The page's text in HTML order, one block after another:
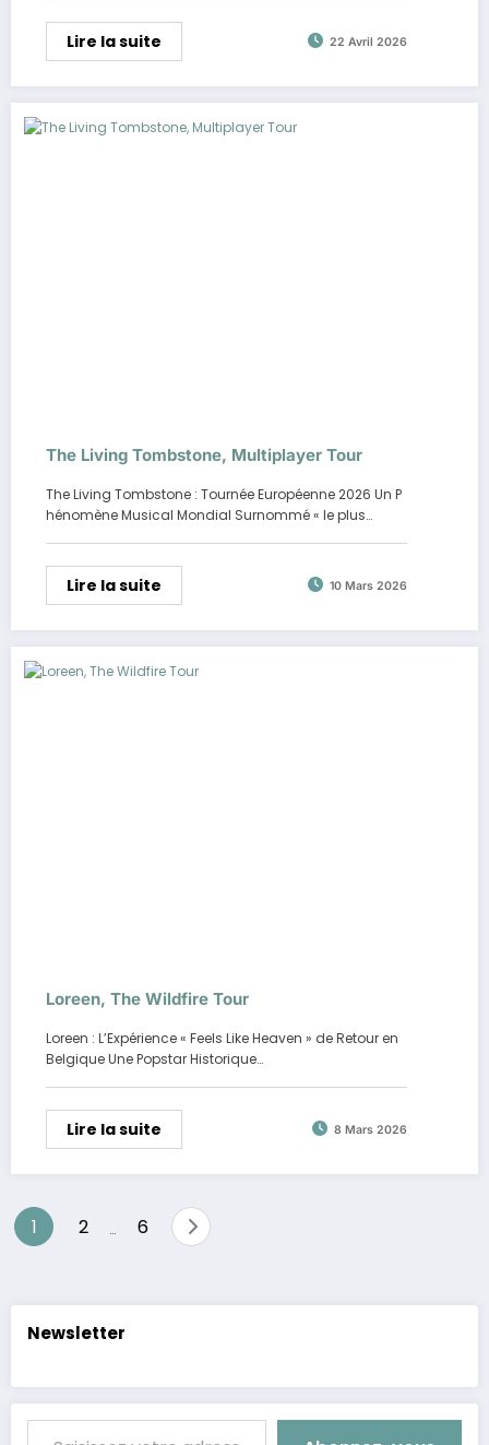
Lire la suite 22 Avril 2026
The Living Tombstone, Multiplayer Tour
The Living Tombstone : Tournée Européenne 2026 Un P
hénomène Musical Mondial Surnommé « le plus…
Lire la suite 10 Mars 2026
Loreen, The Wildfire Tour
Loreen : L’Expérience « Feels Like Heaven » de Retour en
Belgique Une Popstar Historique…
Lire la suite 8 Mars 2026
Pagination
1 2 6
Newsletter
Saisissez votre adresse e-mail…